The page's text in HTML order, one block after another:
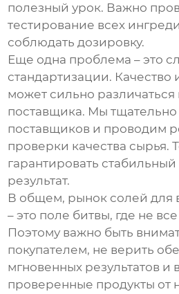
полезный урок. Важно
тестирование всех
соблюдать дозировку.
Еще одна проблема – это
стандартизации. Качество
может сильно различаться
поставщика. Мы
поставщиков и проводим
проверки качества сырья.
гарантировать
результат.
В общем, рынок солей для
– это поле битвы, где не
Поэтому важно быть
покупателем, не верить
мгновенных результатов и
проверенные продукты от